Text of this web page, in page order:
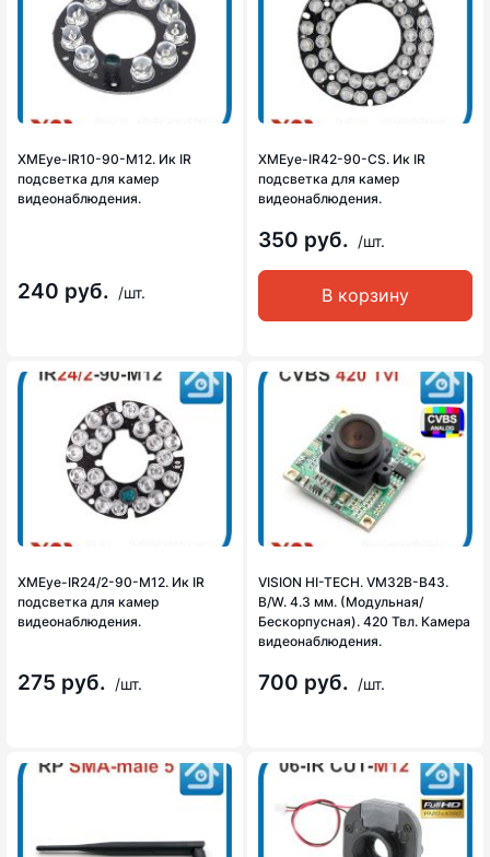
XMEye-IR10-90-M12. Ик IR
подсветка для камер
видеонаблюдения.
240 руб. /шт.
XMEye-IR42-90-CS. Ик IR
подсветка для камер
видеонаблюдения.
350 руб. /шт.
В корзину
XMEye-IR24/2-90-М12. Ик IR
подсветка для камер
видеонаблюдения.
275 руб. /шт.
VISION HI-TECH. VM32B-B43.
B/W. 4.3 мм. (Модульная/
Бескорпусная). 420 Твл. Камера
видеонаблюдения.
700 руб. /шт.